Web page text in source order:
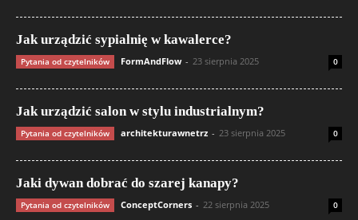
Jak urządzić sypialnię w kawalerce?
Pytania od czytelników FormAndFlow - 23 sierpnia 2025 0
Jak urządzić salon w stylu industrialnym?
Pytania od czytelników architekturawnetrz - 23 sierpnia 2025 0
Jaki dywan dobrać do szarej kanapy?
Pytania od czytelników ConceptCorners - 22 sierpnia 2025 0